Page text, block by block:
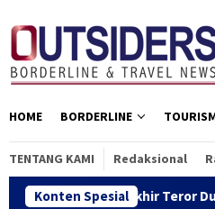
konten
HOME BORDERLINE
TENTANG KAMI Redaksional
Konten Spesial
Akhir Teror Dua Pekan! Monyet